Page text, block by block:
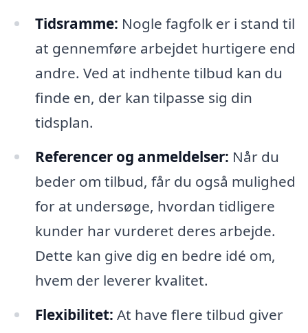
Tidsramme: Nogle fagfolk er i stand til
at gennemføre arbejdet hurtigere end
andre. Ved at indhente tilbud kan du
finde en, der kan tilpasse sig din
tidsplan.
Referencer og anmeldelser: Når du
beder om tilbud, får du også mulighed
for at undersøge, hvordan tidligere
kunder har vurderet deres arbejde.
Dette kan give dig en bedre idé om,
hvem der leverer kvalitet.
Flexibilitet: At have flere tilbud giver